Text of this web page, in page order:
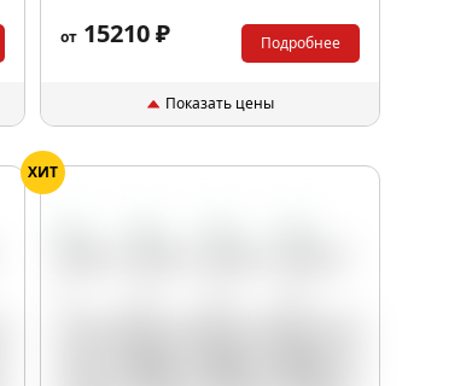
от15210 ₽ Подробнее
Показать цены
ХИТ